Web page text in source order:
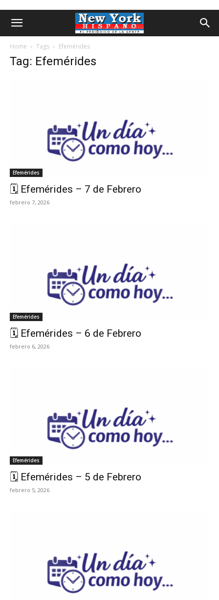
Home Tags Efemérides
Tag: Efemérides
Efemérides
🗓️ Efemérides – 7 de Febrero
febrero 7, 2026
Efemérides
🗓️ Efemérides – 6 de Febrero
febrero 6, 2026
Efemérides
🗓️ Efemérides – 5 de Febrero
febrero 5, 2026